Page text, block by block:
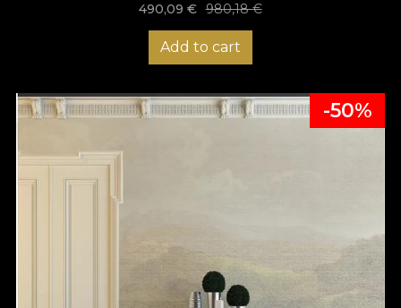
490,09€ 980,18€
Add to cart
-50%